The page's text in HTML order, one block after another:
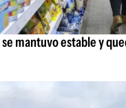
mantuvo estable y